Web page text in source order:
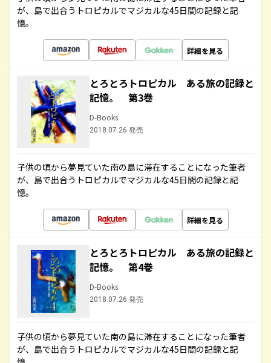
が、島で出合うトロピカルでマジカルな45日間の記録と記
憶。
詳細を見る
とろとろトロピカル ある旅の記録と
記憶。 第3巻
D-Books
2018.07.26 発売
子供の頃から夢見ていた南の島に滞在することになった筆者
が、島で出合うトロピカルでマジカルな45日間の記録と記
憶。
詳細を見る
とろとろトロピカル ある旅の記録と
記憶。 第4巻
D-Books
2018.07.26 発売
子供の頃から夢見ていた南の島に滞在することになった筆者
が、島で出合うトロピカルでマジカルな45日間の記録と記